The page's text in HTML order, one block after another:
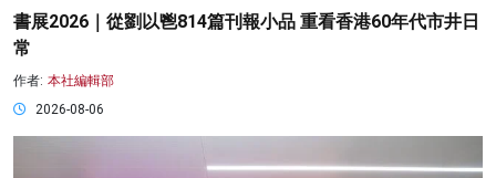
書展2026｜從劉以鬯814篇刊報小品 重看香港60年代市井日
常
作者: 本社編輯部
2026-08-06